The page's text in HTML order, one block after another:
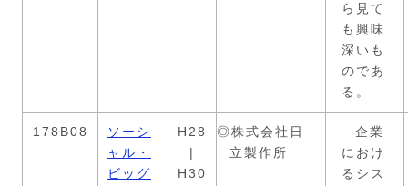
ら見て
も興味
深いも
のであ
る。
178B08
ソーシ
ャル・
ビッグ
H28
|
H30
◎株式会社日
立製作所
企業
におけ
るシス